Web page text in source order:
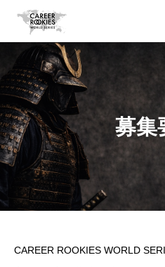
大会全体ルール
海外の大学に通われている方へ
日本の大学に通われている方
CAREER ROOKIES
募集
CAREER ROOKIES WORLD